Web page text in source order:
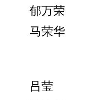
郁万荣
马荣华
吕莹